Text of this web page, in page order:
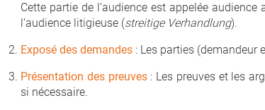
Cette partie de l’audience est appelée audience
l’audience litigieuse (streitige Verhandlung).
Exposé des demandes : Les parties (demandeur
Présentation des preuves: Les preuves et les
si nécessaire.